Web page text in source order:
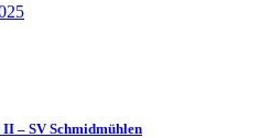
– SV Schmidmühlen